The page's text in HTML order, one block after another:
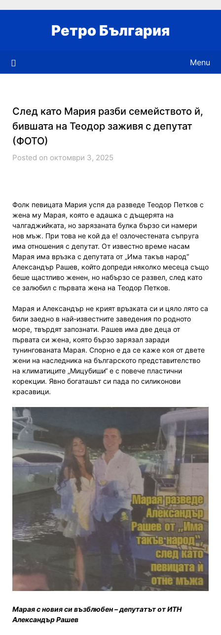
Ретро България
Menu
След като Мария разби семейството й,
бившата на Теодор заживя с депутат
(ФОТО)
Posted on октомври 3, 2025
Фолк певицата Мария успя да разведе Теодор Петков с
жена му Марая, която е адашка с дъщерята на
чалгаджийката, но зарязаната булка бързо си намери
нов мъж. При това не кой да е! озлочестената съпруга
има отношения с депутат. От известно време насам
Марая има връзка с депутата от „Има такъв народ“
Александър Рашев, който допреди няколко месеца също
беше щастливо женен, но набързо се развел, след като
се залюбил с първата жена на Теодор Петков.
Марая и Александър не крият връзката си и цяло лято са
били заедно в най-известните заведения по родното
море, твърдят запознати. Рашев има две деца от
първата си жена, която бързо зарязал заради
тунингованата Марая. Спорно е да се каже коя от двете
жени на наследника на българското представителство
на климатиците „Мицубиши“ е с повече пластични
корекции. Явно богаташът си пада по силиконови
красавици.
Марая с новия си възблюбен – депутатът от ИТН
Александър Рашев